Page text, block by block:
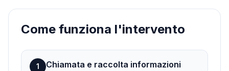
Come funziona l'intervento
1 Chiamata e raccolta informazioni